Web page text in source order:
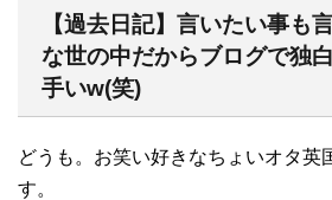
【過去日記】言いたい事も
な世の中だからブログで独
手いw(笑)
どうも。お笑い好きなちょいオタ英
す。